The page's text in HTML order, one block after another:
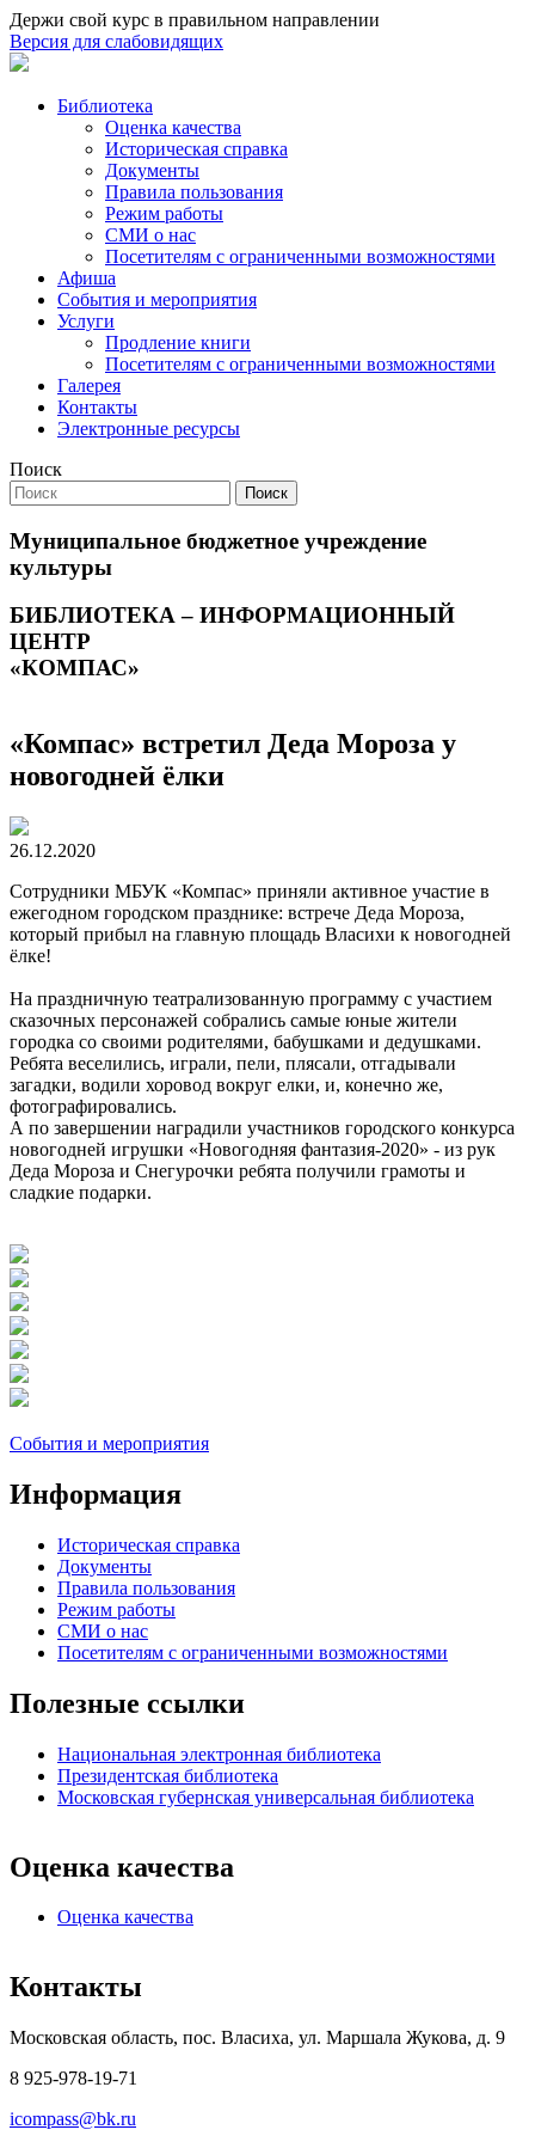
Держи свой курс в правильном направлении
Версия для слабовидящих
Библиотека
Оценка качества
Историческая справка
Документы
Правила пользования
Режим работы
СМИ о нас
Посетителям с ограниченными возможностями
Афиша
События и мероприятия
Услуги
Продление книги
Посетителям с ограниченными возможностями
Галерея
Контакты
Электронные ресурсы
Поиск
Поиск
Муниципальное бюджетное учреждение
культуры
БИБЛИОТЕКА – ИНФОРМАЦИОННЫЙ
ЦЕНТР
«КОМПАС»
«Компас» встретил Деда Мороза у
новогодней ёлки
26.12.2020
Сотрудники МБУК «Компас» приняли активное участие в
ежегодном городском празднике: встрече Деда Мороза,
который прибыл на главную площадь Власихи к новогодней
ёлке!
На праздничную театрализованную программу с участием
сказочных персонажей собрались самые юные жители
городка со своими родителями, бабушками и дедушками.
Ребята веселились, играли, пели, плясали, отгадывали
загадки, водили хоровод вокруг елки, и, конечно же,
фотографировались.
А по завершении наградили участников городского конкурса
новогодней игрушки «Новогодняя фантазия-2020» - из рук
Деда Мороза и Снегурочки ребята получили грамоты и
сладкие подарки.
События и мероприятия
Информация
Историческая справка
Документы
Правила пользования
Режим работы
СМИ о нас
Посетителям с ограниченными возможностями
Полезные ссылки
Национальная электронная библиотека
Президентская библиотека
Московская губернская универсальная библиотека
Оценка качества
Оценка качества
Контакты
Московская область, пос. Власиха, ул. Маршала Жукова, д. 9
8 925-978-19-71
icompass@bk.ru